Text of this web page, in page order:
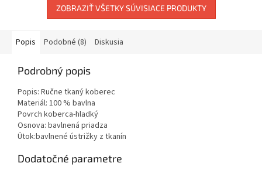
ZOBRAZIŤ VŠETKY SÚVISIACE PRODUKTY
Popis Podobné (8) Diskusia
Podrobný popis
Popis: Ručne tkaný koberec
Materiál: 100 % bavlna
Povrch koberca-hladký
Osnova: bavlnená priadza
Útok:bavlnené ústrižky z tkanín
Dodatočné parametre